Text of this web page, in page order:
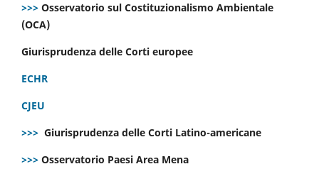
>>> Osservatorio sul Costituzionalismo Ambientale
(OCA)
Giurisprudenza delle Corti europee
ECHR
CJEU
>>> Giurisprudenza delle Corti Latino-americane
>>> Osservatorio Paesi Area Mena